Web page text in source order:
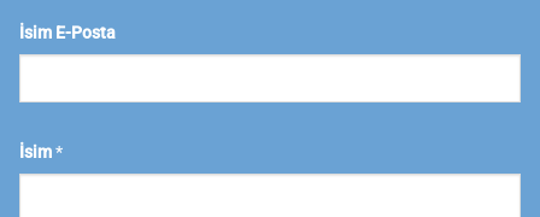
İsim E-Posta
İsim*